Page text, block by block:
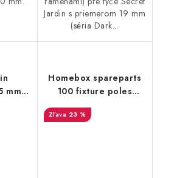
Jardin s priemerom 19 mm
(séria Dark...
mm -
Homebox spareparts
100 fixture poles
Fixture poles HB L
23 %